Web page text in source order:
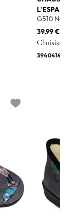
G510 Noir
39,99 €
39404142